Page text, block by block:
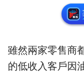
雖然兩家零售商
的低收入客戶因